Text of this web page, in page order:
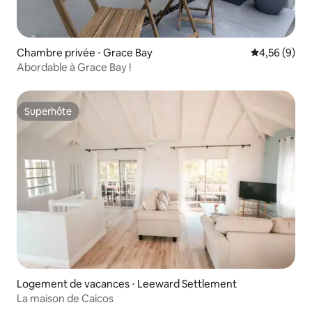
Chambre privée ⋅ Grace Bay Évaluation
4,56 (9)
Abordable à Grace Bay !
Superhôte
Superhôte
Logement de vacances ⋅ Leeward Settlement
La maison de Caicos